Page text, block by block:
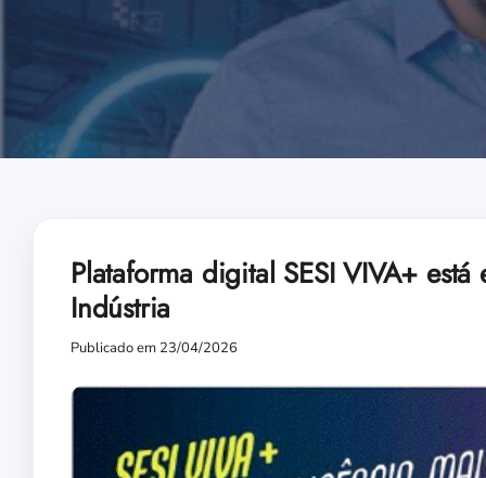
Plataforma digital SESI VIVA+
Indústria
Publicado em 23/04/2026